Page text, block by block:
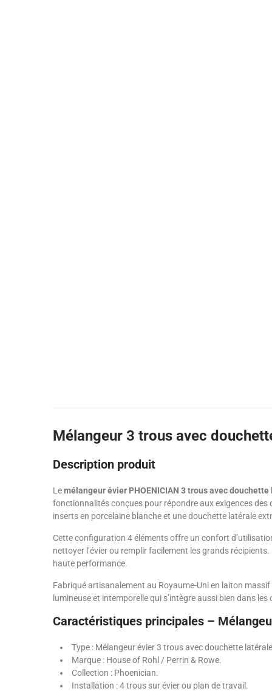
Mélangeur 3 trous avec
Description produit
Lemélangeur évier PHOENICIAN 3 trous avec
fonctionnalités conçues pour répondre aux exigences
inserts en porcelaine blanche et une douchette latérale
Cette configuration 4 éléments offre un confort
nettoyer l’évier ou remplir facilement les grands
haute performance.
Fabriqué artisanalement au Royaume-Uni en laiton
lumineuse et intemporelle qui s’intègre aussi bien dans
Caractéristiques principales –
Type : Mélangeur évier 3 trous avec douchette
Marque : House of Rohl / Perrin & Rowe.
Collection : Phoenician.
Installation : 4 trous sur évier ou plan de travail.